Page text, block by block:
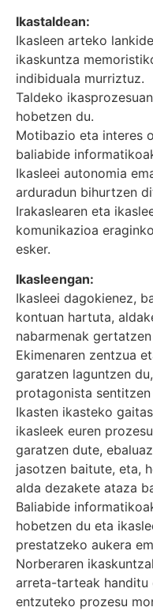
Ikastaldean:
Ikasleen arteko
ikaskuntza
indibiduala murriztuz.
Taldeko
hobetzen du.
Motibazio eta interes
baliabide
Ikasleei autonomia
arduradun bihurtzen
Irakaslearen eta
komunikazioa
esker.
Ikasleengan:
Ikasleei dagokienez,
kontuan hartuta,
nabarmenak
Ekimenaren zentzua
garatzen laguntzen
protagonista
Ikasten ikasteko
ikasleek euren
garatzen dute,
jasotzen baitute, eta,
alda dezakete ataza
Baliabide
hobetzen du eta
prestatzeko aukera
Norberaren
arreta-tarteak handitu
entzuteko prozesu